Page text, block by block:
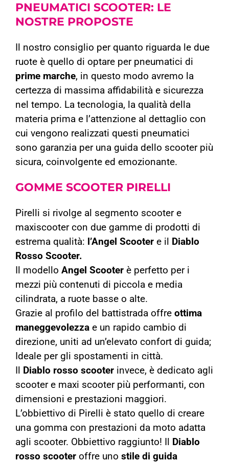
PNEUMATICI SCOOTER: LE
NOSTRE PROPOSTE
Il nostro consiglio per quanto riguarda le due
ruote è quello di optare per pneumatici di
prime marche, in questo modo avremo la
certezza di massima affidabilità e sicurezza
nel tempo. La tecnologia, la qualità della
materia prima e l’attenzione al dettaglio con
cui vengono realizzati questi pneumatici
sono garanzia per una guida dello scooter più
sicura, coinvolgente ed emozionante.
GOMME SCOOTER PIRELLI
Pirelli si rivolge al segmento scooter e
maxiscooter con due gamme di prodotti di
estrema qualità: l’Angel Scooter e il
Diablo
Rosso Scooter.
Il modello Angel Scooter è perfetto per i
mezzi più contenuti di piccola e media
cilindrata, a ruote basse o alte.
Grazie al profilo del battistrada offre ottima
maneggevolezza e un rapido cambio di
direzione, uniti ad un’elevato confort di guida;
Ideale per gli spostamenti in città.
Diablo rosso scooter invece, è dedicato agli
scooter e maxi scooter più performanti, con
dimensioni e prestazioni maggiori.
L’obbiettivo di Pirelli è stato quello di creare
una gomma con prestazioni da moto adatta
agli scooter. Obbiettivo raggiunto! Il
Diablo
rosso scooter offre uno stile di guida